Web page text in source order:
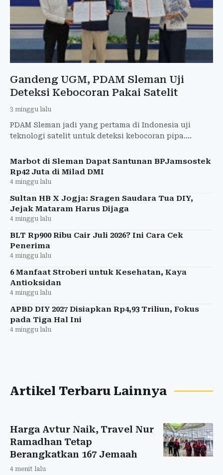
Gandeng UGM, PDAM Sleman Uji
Deteksi Kebocoran Pakai Satelit
3 minggu lalu
PDAM Sleman jadi yang pertama di Indonesia uji
teknologi satelit untuk deteksi kebocoran pipa.
Marbot di Sleman Dapat Santunan BPJamsostek
Rp42 Juta di Milad DMI
4 minggu lalu
Sultan HB X Jogja: Sragen Saudara Tua DIY,
Jejak Mataram Harus Dijaga
4 minggu lalu
BLT Rp900 Ribu Cair Juli 2026? Ini Cara Cek
Penerima
4 minggu lalu
6 Manfaat Stroberi untuk Kesehatan, Kaya
Antioksidan
4 minggu lalu
APBD DIY 2027 Disiapkan Rp4,93 Triliun, Fokus
pada Tiga Hal Ini
4 minggu lalu
Artikel Terbaru Lainnya
Harga Avtur Naik, Travel Nur
Ramadhan Tetap
Berangkatkan 167 Jemaah
4 menit lalu